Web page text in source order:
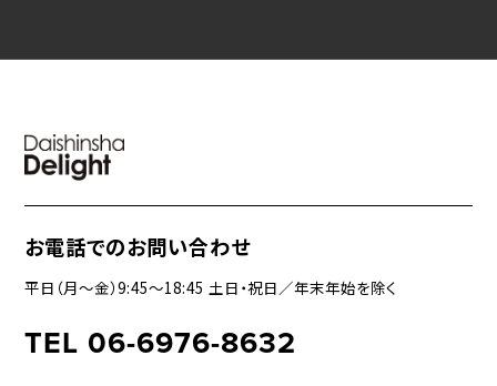
お電話でのお問い合わせ
平日（月〜金）9:45〜18:45 土日・祝日／年末年始を除く
TEL 06-6976-8632